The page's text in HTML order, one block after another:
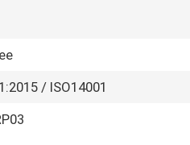
/ ISO14001